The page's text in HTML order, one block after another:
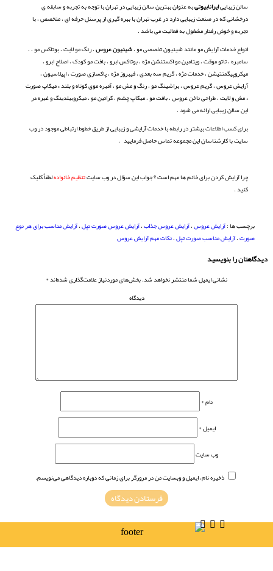
سالن زیباییایرانابیوتیبه عنوان بهترین سالن زیبایی در تهران با توجه به تجربه و سابقه ی
درخشانی که در صنعت زیبایی دارد در غرب تهران با بهره گیری از پرسنل حرفه ای ، متخصص ، با
تجربه و خوش رفتار مشغول به فعالیت می باشد .
انواع خدمات آرایش مو مانند شینیون تخصصی مو ،شینیون عروس، رنگ مو لایت ، بوتاکس مو ، ،
سامبره ، تاتو موقت، ویتامین مو اکستنشن مژه ، بوتاکس ابرو ، بافت مو کودک ، اصلاح ابرو ،
میکروپیگمنتیشن ، خدمات مژه ، گریم سه بعدی ، فیبروز مژه ، پاکسازی صورت ، اپیلاسیون ،
آرایش عروس ، گریم عروس ، براشینگ مو ، رنگ و مش مو ، آمبره موی کوتاه و بلند،میکاپ صورت
،مش و لایت ، طراحی ناخن عروس ، بافت مو ، میکاپ چشم ، کراتین مو ، میکروبیلدینگ و غیره در
این سالن زیبایی ارائه می شود .
برای کسب اطلاعات بیشتر در رابطه با خدمات آرایشی و زیبایی از طریق خطوط ارتباطی موجود در وب
سایت با کارشناسان این مجموعه تماس حاصل فرمایید .
چرا آرایش کردن برای خانم ها مهم است ؟ جواب این سؤال در وب سایتتنظیم خانوادهلطفاٌ کلیک
کنید .
برچسب ها :آرایش عروس،آرایش عروس جذاب،آرایش عروس صورت تپل،آرایش مناسب برای هر نوع
صورت،آرایش مناسب صورت تپل،نکات مهم آرایش عروس
دیدگاهتان را بنویسید
نشانی ایمیل شما منتشر نخواهد شد.بخش‌های موردنیاز علامت‌گذاری شده‌اند*
دیدگاه
نام*
ایمیل*
وب‌ سایت
ذخیره نام، ایمیل و وبسایت من در مرورگر برای زمانی که دوباره دیدگاهی می‌نویسم.